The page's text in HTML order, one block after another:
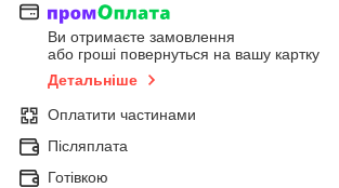
Ви отримаєте замовлення
або гроші повернуться на вашу картку
Детальніше
Оплатити частинами
Післяплата
Готівкою